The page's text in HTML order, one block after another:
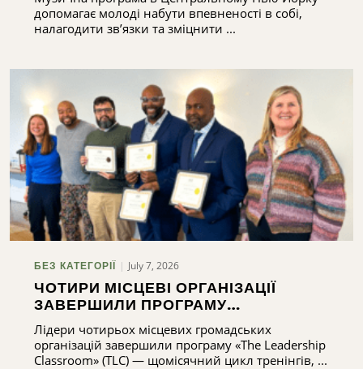
допомагає молоді набути впевненості в собі,
налагодити зв’язки та зміцнити ...
БЕЗ КАТЕГОРІЇ July 7, 2026
ЧОТИРИ МІСЦЕВІ ОРГАНІЗАЦІЇ
ЗАВЕРШИЛИ ПРОГРАМУ
ПІДГОТОВКИ ЛІДЕРІВ
Лідери чотирьох місцевих громадських
організацій завершили програму «The Leadership
Classroom» (TLC) — щомісячний цикл тренінгів, ...